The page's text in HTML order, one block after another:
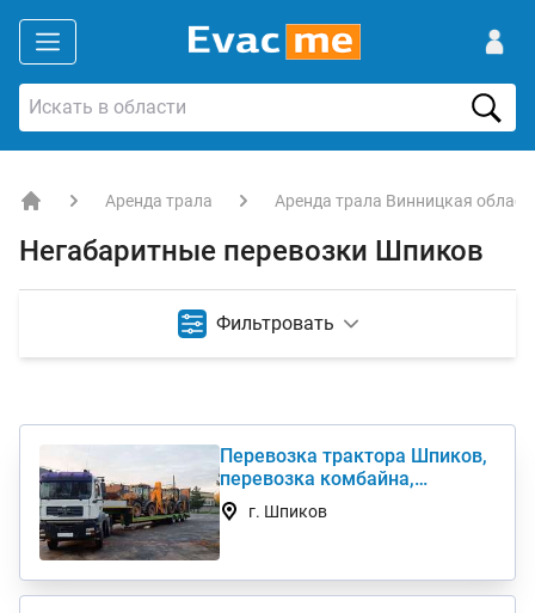
Аренда трала Аренда трала Винницкая
Негабаритные перевозки Шпиков
Фильтровать
Перевозка трактора Шпиков,
перевозка комбайна,
перевезти негабарит
г. Шпиков